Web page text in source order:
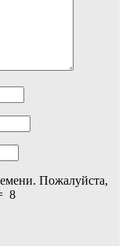
Пожалуйста,
8